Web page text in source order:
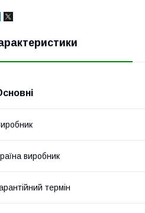
виробник
термін